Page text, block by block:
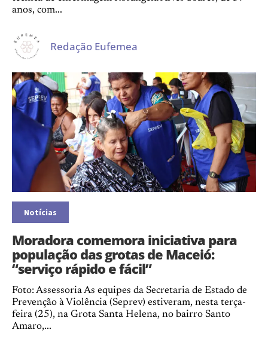
anos, com...
Redação Eufemea
Notícias
Moradora comemora iniciativa para
população das grotas de Maceió:
“serviço rápido e fácil”
Foto: Assessoria As equipes da Secretaria de Estado de
Prevenção à Violência (Seprev) estiveram, nesta terça-
feira (25), na Grota Santa Helena, no bairro Santo
Amaro,...